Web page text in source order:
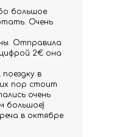
большое.
Очень
Отправила
2€ она
в
пор стоит
очень
большое)
в октябре